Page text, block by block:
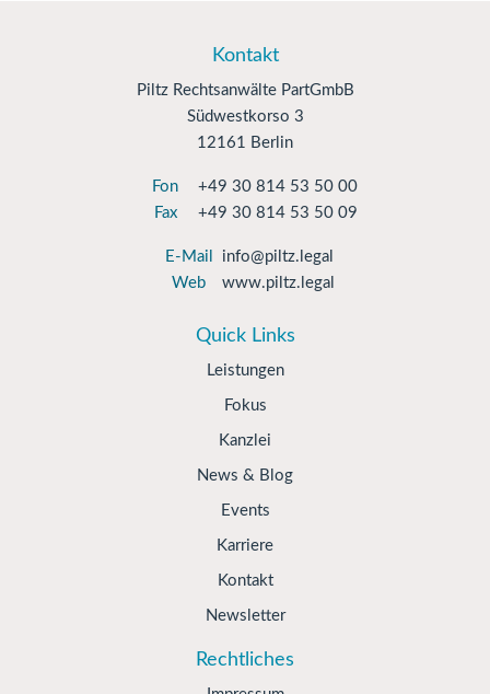
Kontakt
Piltz Rechtsanwälte PartGmbB
Südwestkorso 3
12161 Berlin
Fon
+49 30 814 53 50 00
Fax
+49 30 814 53 50 09
E-Mail
info@piltz.legal
Web
www.piltz.legal
Quick Links
Leistungen
Fokus
Kanzlei
News & Blog
Events
Karriere
Kontakt
Newsletter
Rechtliches